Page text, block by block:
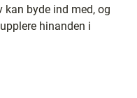
kan byde ind med, og
hinanden i